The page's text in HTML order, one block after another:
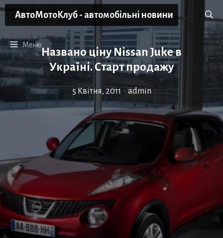
Перейти
АвтоМотоКлуб - автомобільні новини
Меню
Названо ціну Nissan Juke в
Україні. Старт продажу
5 Квітня, 2011 • admin